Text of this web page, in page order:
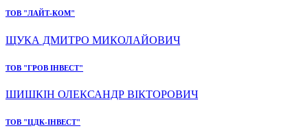
ТОВ "ЛАЙТ-КОМ"
ЩУКА ДМИТРО МИКОЛАЙОВИЧ
ТОВ "ГРОВ ІНВЕСТ"
ШИШКІН ОЛЕКСАНДР ВІКТОРОВИЧ
ТОВ "ЦДК-ІНВЕСТ"